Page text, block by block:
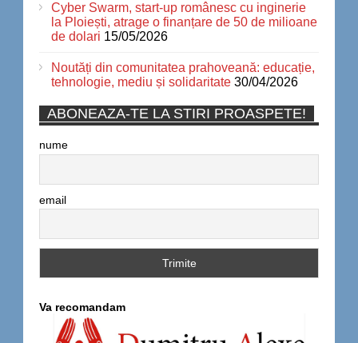
Cyber Swarm, start-up românesc cu inginerie
la Ploiești, atrage o finanțare de 50 de milioane
de dolari 15/05/2026
Noutăți din comunitatea prahoveană: educație,
tehnologie, mediu și solidaritate 30/04/2026
ABONEAZA-TE LA STIRI PROASPETE!
nume
email
Va recomandam